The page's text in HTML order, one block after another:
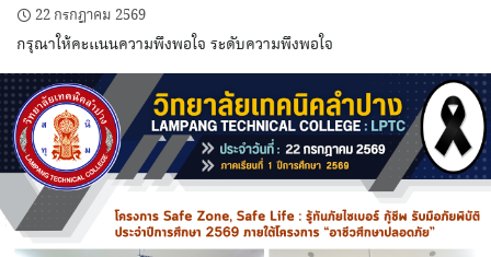
22 กรกฎาคม 2569
กรุณาให้คะแนนความพึงพอใจ ระดับความพึงพอใจ